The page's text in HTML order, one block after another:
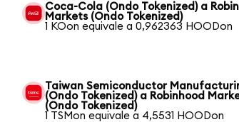
Coca-Cola (Ondo Tokenized) a
Markets (Ondo Tokenized)
1 KOon equivale a 0,962363 HOODon
Taiwan Semiconductor
(Ondo Tokenized) a Robinhood
(Ondo Tokenized)
1 TSMon equivale a 4,5531 HOODon